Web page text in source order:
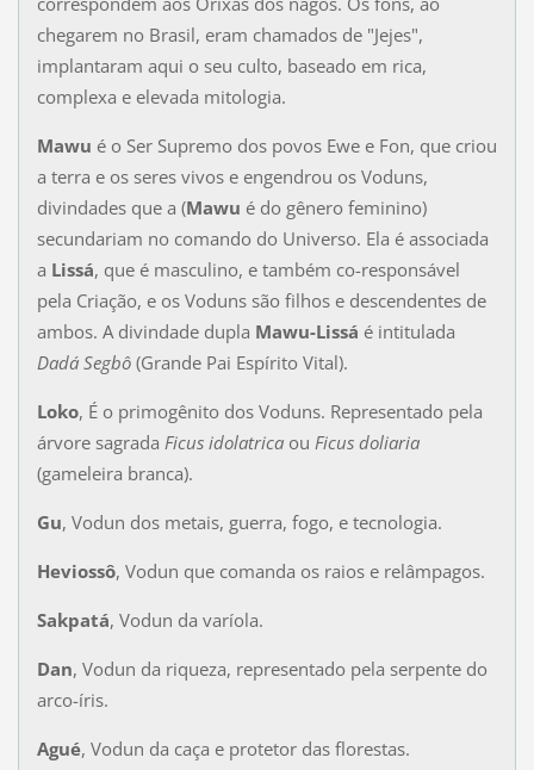
chegarem no Brasil, eram chamados de "Jejes",
implantaram aqui o seu culto, baseado em rica,
complexa e elevada mitologia.
Mawu é o Ser Supremo dos povos Ewe e Fon, que criou
a terra e os seres vivos e engendrou os Voduns,
divindades que a (Mawu é do gênero feminino)
secundariam no comando do Universo. Ela é associada
a Lissá, que é masculino, e também co-responsável
pela Criação, e os Voduns são filhos e descendentes de
ambos. A divindade dupla Mawu-Lissá é intitulada
Dadá Segbô(Grande Pai Espírito Vital).
Loko, É o primogênito dos Voduns. Representado pela
árvore sagrada Ficus idolatricaou Ficus doliaria
(gameleira branca).
Gu, Vodun dos metais, guerra, fogo, e tecnologia.
Heviossô, Vodun que comanda os raios e relâmpagos.
Sakpatá, Vodun da varíola.
Dan, Vodun da riqueza, representado pela serpente do
arco-íris.
Agué, Vodun da caça e protetor das florestas.